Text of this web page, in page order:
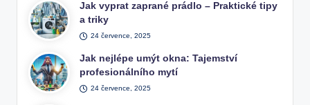
Jak vyprat zaprané prádlo – Praktické tipy
a triky
24 července, 2025
Jak nejlépe umýt okna: Tajemství
profesionálního mytí
24 července, 2025